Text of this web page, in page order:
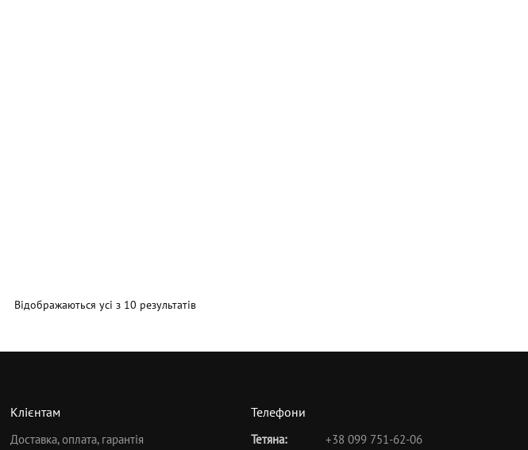
Відображаються усі з 10 результатів
Клієнтам
Доставка, оплата, гарантія
Телефони
Тетяна:
+38 099 751-62-06